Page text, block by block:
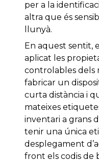
per a la
altra que és
llunyà.
En aquest sentit,
aplicat les
controlables dels
fabricar un
curta distància i
mateixes
inventari a grans
tenir una única
desplegament
front els codis de